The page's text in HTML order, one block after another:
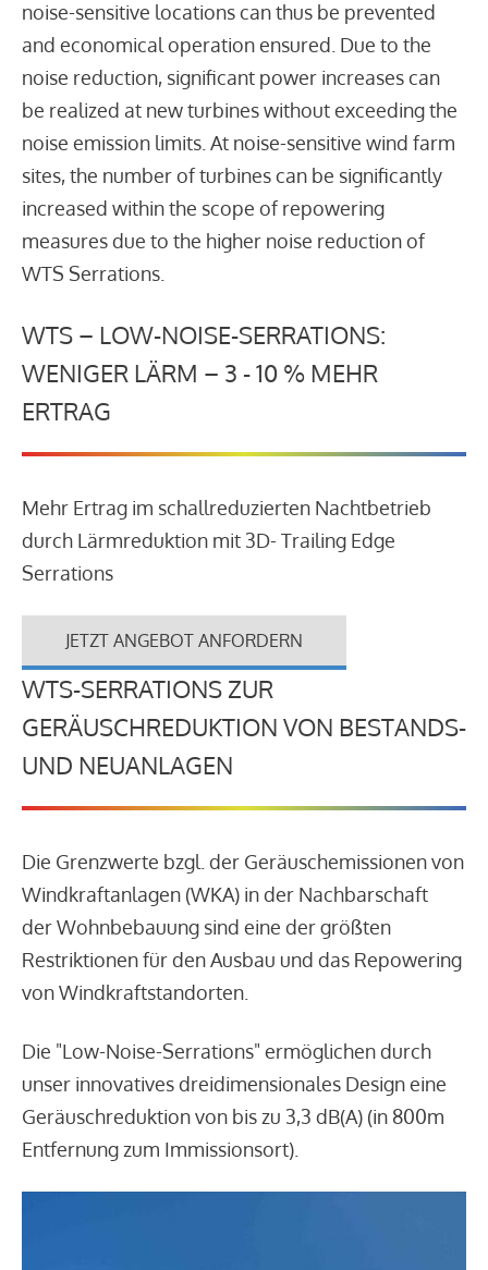
noise-sensitive locations can thus be prevented
and economical operation ensured. Due to the
noise reduction, significant power increases can
be realized at new turbines without exceeding the
noise emission limits. At noise-sensitive wind farm
sites, the number of turbines can be significantly
increased within the scope of repowering
measures due to the higher noise reduction of
WTS Serrations.
WTS – LOW-NOISE-SERRATIONS:
WENIGER LÄRM – 3 - 10 % MEHR
ERTRAG
Mehr Ertrag im schallreduzierten Nachtbetrieb
durch Lärmreduktion mit 3D- Trailing Edge
Serrations
JETZT ANGEBOT ANFORDERN
WTS-SERRATIONS ZUR
GERÄUSCHREDUKTION VON BESTANDS-
UND NEUANLAGEN
Die Grenzwerte bzgl. der Geräuschemissionen von
Windkraftanlagen (WKA) in der Nachbarschaft
der Wohnbebauung sind eine der größten
Restriktionen für den Ausbau und das Repowering
von Windkraftstandorten.
Die "Low-Noise-Serrations" ermöglichen durch
unser innovatives dreidimensionales Design eine
Geräuschreduktion von bis zu 3,3 dB(A) (in 800m
Entfernung zum Immissionsort).